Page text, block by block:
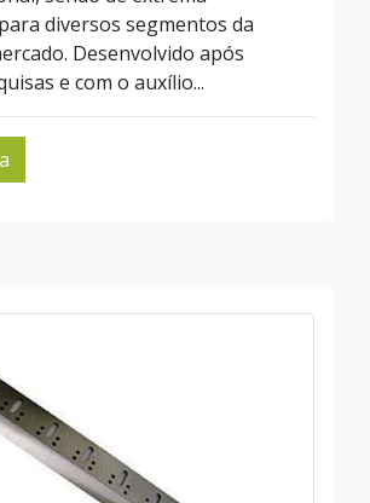
diversos segmentos da
Desenvolvido após
e com o auxílio...